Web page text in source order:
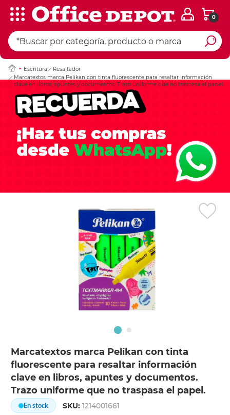
0
Escritura
Resaltador
Marcatextos marca Pelikan con tinta fluorescente para resaltar información
clave en libros, apuntes y documentos. Trazo uniforme que no traspasa el papel.
Marcatextos marca Pelikan con tinta
fluorescente para resaltar información
clave en libros, apuntes y documentos.
Trazo uniforme que no traspasa el papel.
En stock SKU:1214001661
Ingresar Codigo